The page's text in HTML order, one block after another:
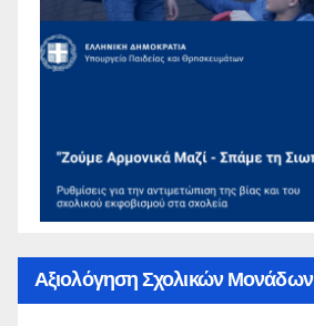
Αξιολόγηση Σχολικών Μονάδων